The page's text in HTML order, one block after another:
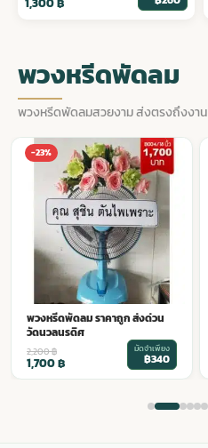
พวงหรีดพัดลม
พวงหรีดพัดลมสวยงาม ส่งตรงถึงงาน
-17%
พวงหรีดพัดลม ราคาถูก ส่งด่วน
วัดทองนพคุณ
2,300฿
1,900฿
มัดจำเพียง
฿380